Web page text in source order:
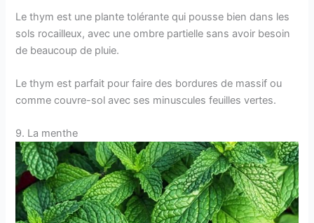
Le thym est une plante tolérante qui pousse bien dans les
sols rocailleux, avec une ombre partielle sans avoir besoin
de beaucoup de pluie.
Le thym est parfait pour faire des bordures de massif ou
comme couvre-sol avec ses minuscules feuilles vertes.
9. La menthe